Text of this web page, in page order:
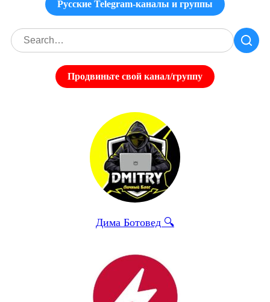
Русские Telegram-каналы и группы
Продвиньте свой канал/группу
Дима Ботовед 🔍